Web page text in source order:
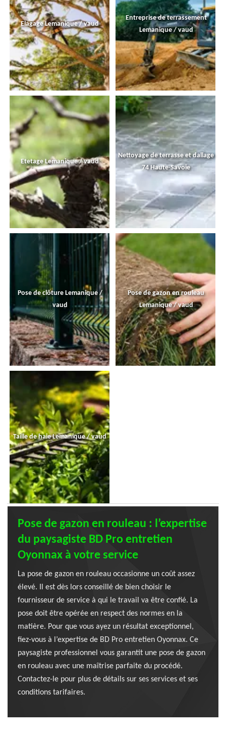
Elagage Lemanique / vaud
Entreprise de terrassement
Lemanique / vaud
Etetage Lemanique / vaud
Nettoyage de terrasse et dallage
74 Haute-Savoie
Pose de clôture Lemanique /
vaud
Pose de gazon en rouleau
Lemanique / vaud
Taille de haie Lemanique / vaud
Pose de gazon en rouleau : l’expertise
du paysagiste BD Pro entretien
Oyonnax à votre service
La pose de gazon en rouleau occasionne un coût assez
élevé. Il est dès lors conseillé de bien choisir le
fournisseur de service à qui le travail va être confié. La
pose doit être opérée en respect des normes en la
matière. Pour que vous ayez un résultat exceptionnel,
fiez-vous à l’expertise de BD Pro entretien Oyonnax. Ce
paysagiste professionnel vous garantit une pose de gazon
en rouleau avec une maîtrise parfaite du procédé.
Contactez-le pour plus de détails sur ses services et ses
conditions tarifaires.